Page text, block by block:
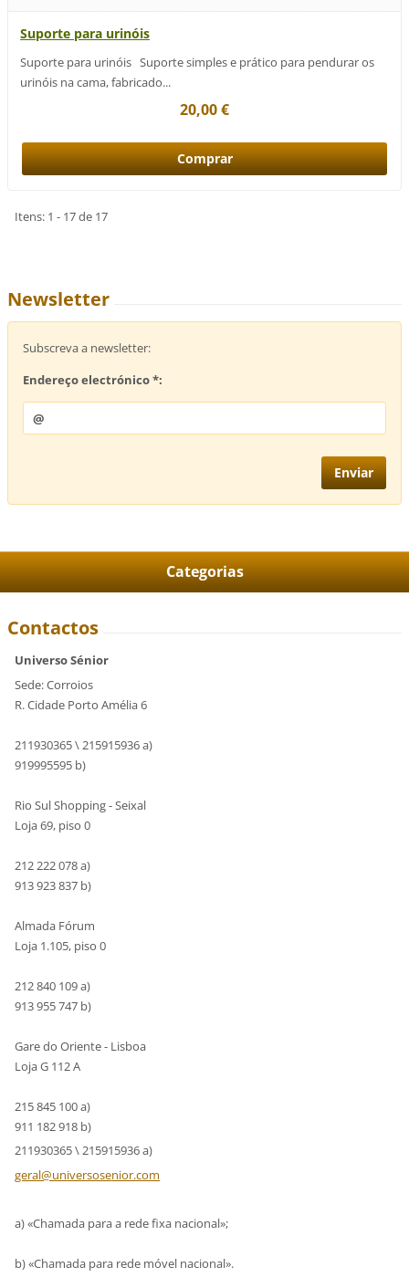
Suporte para urinóis
Suporte para urinóis Suporte simples e prático para pendurar os
urinóis na cama, fabricado...
20,00 €
Itens: 1 - 17 de 17
Newsletter
Subscreva a newsletter:
Endereço electrónico *:
Categorias
Contactos
Universo Sénior
Sede: Corroios
R. Cidade Porto Amélia 6
211930365 \ 215915936 a)
919995595 b)
Rio Sul Shopping - Seixal
Loja 69, piso 0
212 222 078 a)
913 923 837 b)
Almada Fórum
Loja 1.105, piso 0
212 840 109 a)
913 955 747 b)
Gare do Oriente - Lisboa
Loja G 112 A
215 845 100 a)
911 182 918 b)
211930365 \ 215915936 a)
geral@universosenior.com
a) «Chamada para a rede fixa nacional»;
b) «Chamada para rede móvel nacional».